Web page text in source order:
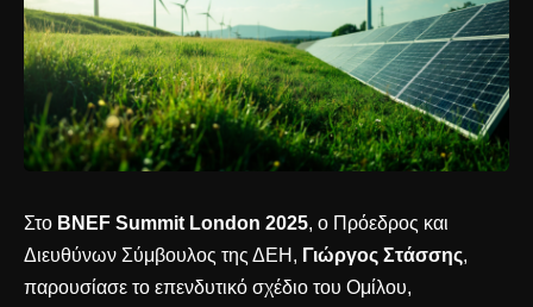
Στο BNEF Summit London 2025, ο Πρόεδρος και
Διευθύνων Σύμβουλος της ΔΕΗ, Γιώργος Στάσσης,
παρουσίασε το επενδυτικό σχέδιο του Ομίλου,